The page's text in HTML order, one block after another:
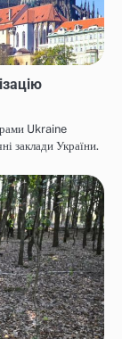
Ukraine
заклади України.